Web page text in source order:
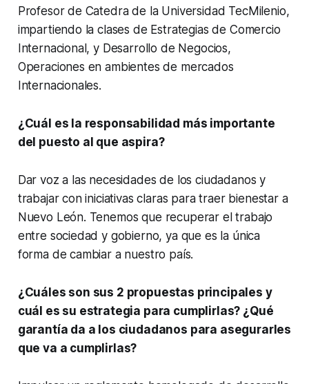
Profesor de Catedra de la Universidad TecMilenio,
impartiendo la clases de Estrategias de Comercio
Internacional, y Desarrollo de Negocios,
Operaciones en ambientes de mercados
Internacionales.
¿Cuál es la responsabilidad más importante
del puesto al que aspira?
Dar voz a las necesidades de los ciudadanos y
trabajar con iniciativas claras para traer bienestar a
Nuevo León. Tenemos que recuperar el trabajo
entre sociedad y gobierno, ya que es la única
forma de cambiar a nuestro país.
¿Cuáles son sus 2 propuestas principales y
cuál es su estrategia para cumplirlas? ¿Qué
garantía da a los ciudadanos para asegurarles
que va a cumplirlas?